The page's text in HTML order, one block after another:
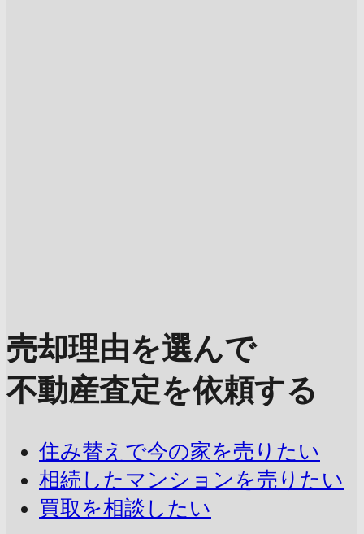
売却理由を選んで
不動産査定を依頼する
住み替えで今の家を売りたい
相続したマンションを売りたい
買取を相談したい